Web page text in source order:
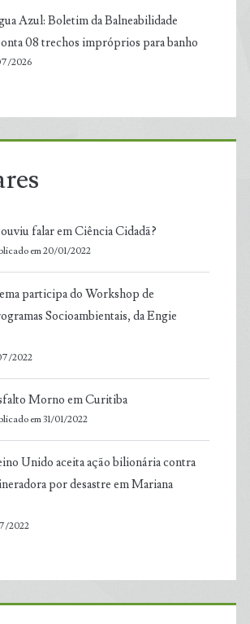
Azul: Boletim da Balneabilidade
08 trechos impróprios para banho
2026
ouviu falar em Ciência Cidadã?
em 20/01/2022
participa do Workshop de
Socioambientais, da Engie
2022
Morno em Curitiba
em 31/01/2022
Unido aceita ação bilionária contra
por desastre em Mariana
2022